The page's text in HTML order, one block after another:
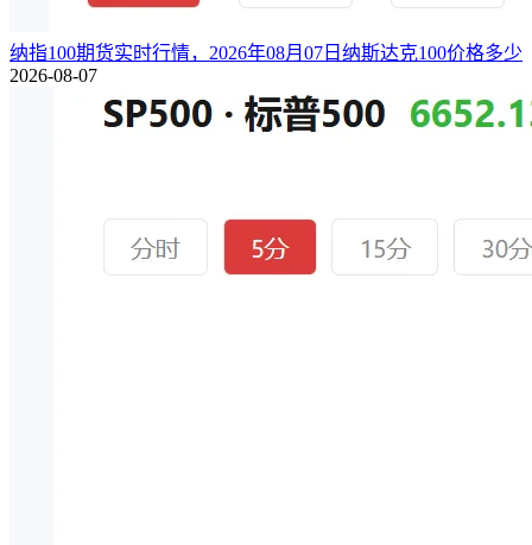
纳指100期货实时行情，2026年08月07日纳斯达克100价格多少
2026-08-07